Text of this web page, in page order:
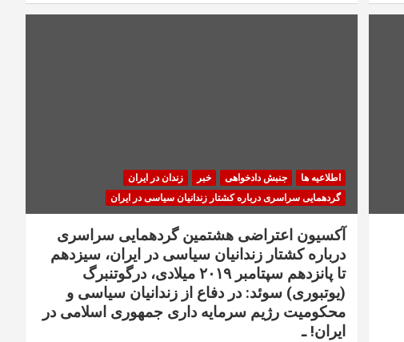
اطلاعیه ها جنبش دادخواهی خبر
زندان در ایران
گردهمایی سراسری درباره کشتار زندانیان سیاسی در ایران
آکسیون اعتراضی هشتمین گردهمایی سراسری
درباره کشتار زندانیان سیاسی در ایران، سیزدهم
تا پانزدهم سپتامبر ۲۰۱۹ میلادی، درگوتنبرگ
(یوتبوری) سوئد: در دفاع از زندانیان سیاسی و
محکومیت رژیم سرمایه داری جمهوری اسلامی در
ایران! ـ